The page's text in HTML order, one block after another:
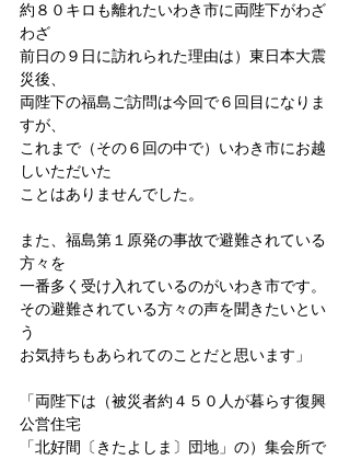
約８０キロも離れたいわき市に両陛下がわざ
わざ
前日の９日に訪れられた理由は）東日本大震
災後、
両陛下の福島ご訪問は今回で６回目になりま
すが、
これまで（その６回の中で）いわき市にお越
しいただいた
ことはありませんでした。
また、福島第１原発の事故で避難されている
方々を
一番多く受け入れているのがいわき市です。
その避難されている方々の声を聞きたいとい
う
お気持ちもあられてのことだと思います」
「両陛下は（被災者約４５０人が暮らす復興
公営住宅
「北好間〔きたよしま〕団地」の）集会所で